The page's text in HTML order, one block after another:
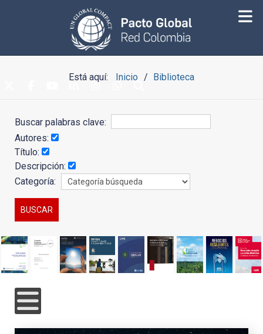
Está aquí: Inicio Biblioteca
Buscar palabras clave:
Autores:
Título:
Descripción:
Categoría: